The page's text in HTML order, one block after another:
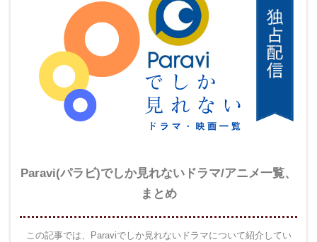
Paravi(パラビ)でしか見れないドラマ/アニメ一覧、
まとめ
この記事では、Paraviでしか見れないドラマについて紹介してい